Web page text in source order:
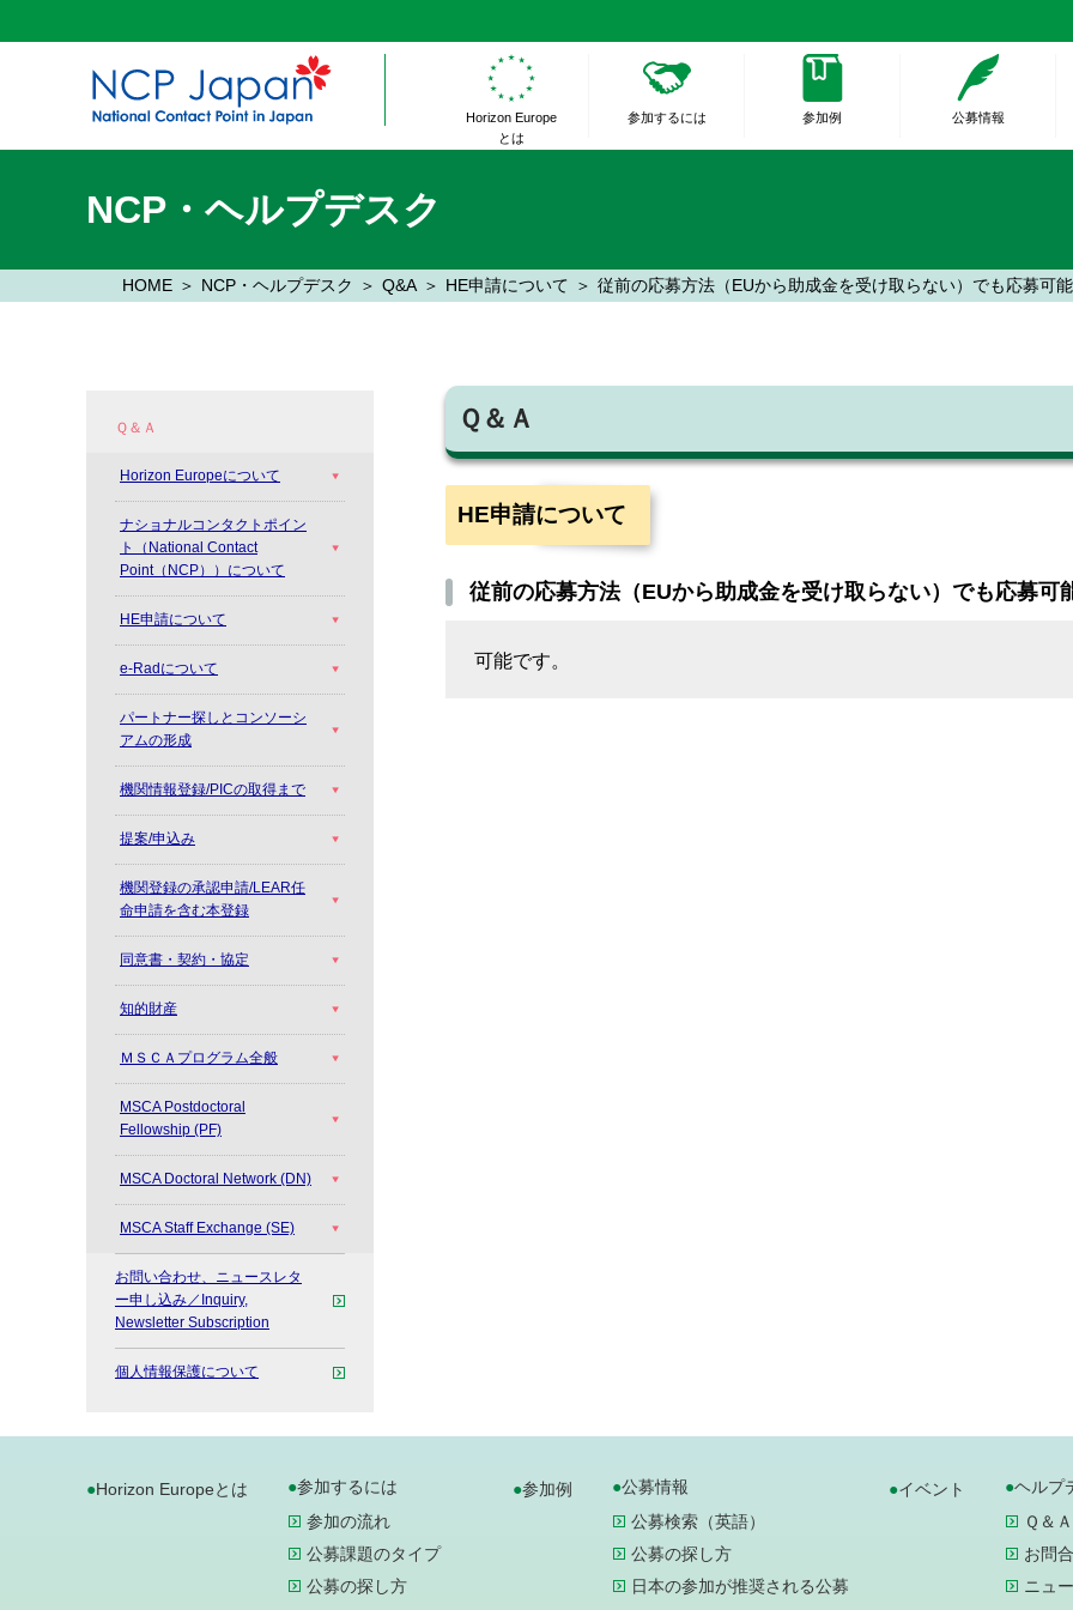
Horizon Europe
とは
参加するには 参加例 公募情報
NCP・ヘルプデスク
HOME NCP・ヘルプデスク Q&A HE申請について 従前の応募方法（EUから助成金を受け取らない）でも応募可
Ｑ＆Ａ
HE申請について
従前の応募方法（EUから助成金を受け取らない）でも応募可
可能です。
Ｑ＆Ａ
Horizon Europeについて
ナショナルコンタクトポイン
ト（National Contact
Point（NCP））について
HE申請について
e-Radについて
パートナー探しとコンソーシ
アムの形成
機関情報登録/PICの取得まで
提案/申込み
機関登録の承認申請/LEAR任
命申請を含む本登録
同意書・契約・協定
知的財産
ＭＳＣＡプログラム全般
MSCA Postdoctoral
Fellowship (PF)
MSCA Doctoral Network (DN)
MSCA Staff Exchange (SE)
お問い合わせ、ニュースレタ
ー申し込み／Inquiry,
Newsletter Subscription
個人情報保護について
Horizon Europeとは
参加するには
参加の流れ
公募課題のタイプ
公募の探し方
参加例
公募情報
公募検索（英語）
公募の探し方
日本の参加が推奨される公募
イベント
ヘルプ
Ｑ＆Ａ
お問
ニュ